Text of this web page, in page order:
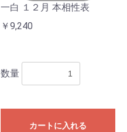
一白 １２月 本相性表
￥9,240
数量
カートに入れる